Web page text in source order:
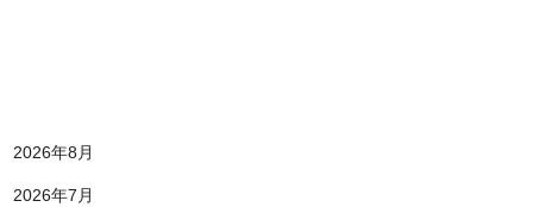
2026年8月
2026年7月